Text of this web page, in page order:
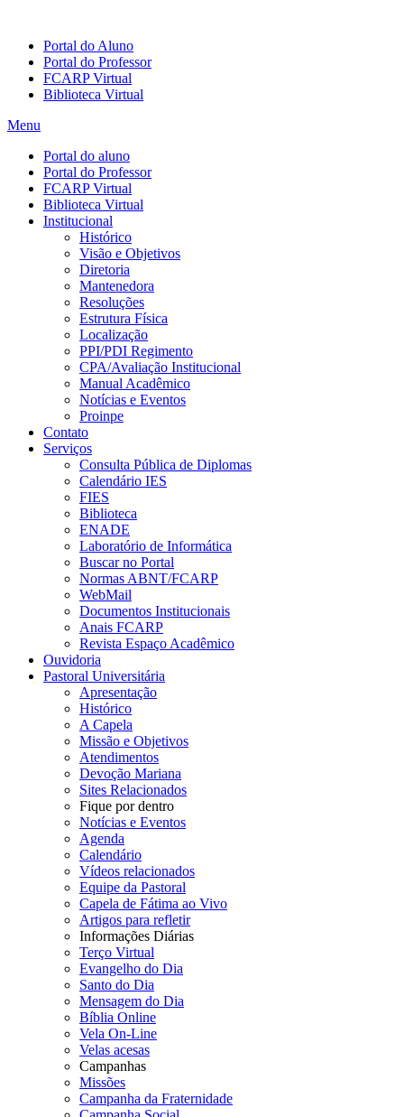
Portal do Aluno
Portal do Professor
FCARP Virtual
Biblioteca Virtual
Menu
Portal do aluno
Portal do Professor
FCARP Virtual
Biblioteca Virtual
Institucional
Histórico
Visão e Objetivos
Diretoria
Mantenedora
Resoluções
Estrutura Física
Localização
PPI/PDI Regimento
CPA/Avaliação Institucional
Manual Acadêmico
Notícias e Eventos
Proinpe
Contato
Serviços
Consulta Pública de Diplomas
Calendário IES
FIES
Biblioteca
ENADE
Laboratório de Informática
Buscar no Portal
Normas ABNT/FCARP
WebMail
Documentos Institucionais
Anais FCARP
Revista Espaço Acadêmico
Ouvidoria
Pastoral Universitária
Apresentação
Histórico
A Capela
Missão e Objetivos
Atendimentos
Devoção Mariana
Sites Relacionados
Fique por dentro
Notícias e Eventos
Agenda
Calendário
Vídeos relacionados
Equipe da Pastoral
Capela de Fátima ao Vivo
Artigos para refletir
Informações Diárias
Terço Virtual
Evangelho do Dia
Santo do Dia
Mensagem do Dia
Bíblia Online
Vela On-Line
Velas acesas
Campanhas
Missões
Campanha da Fraternidade